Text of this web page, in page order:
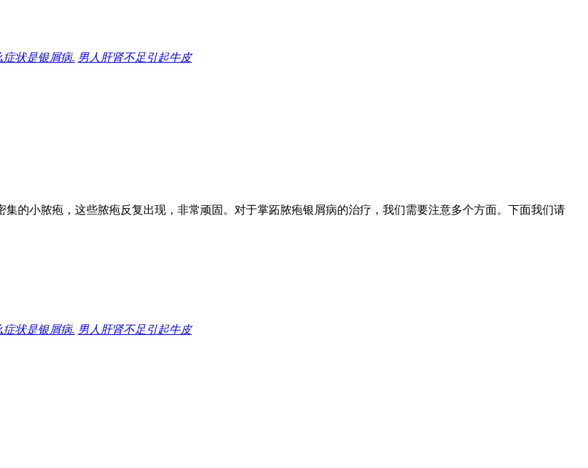
症状是银屑病. 男人肝肾不足引起牛皮
的小脓疱，这些脓疱反复出现，非常顽固。对于掌跖脓疱银屑病的治疗，我们需要注意多个方面。下面我们请
症状是银屑病. 男人肝肾不足引起牛皮